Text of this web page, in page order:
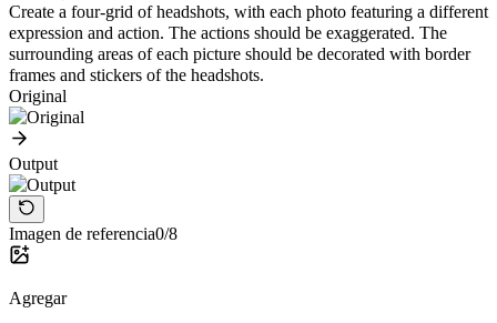
Create a four-grid of headshots, with each photo featuring a different
expression and action. The actions should be exaggerated. The
surrounding areas of each picture should be decorated with border
frames and stickers of the headshots.
Original
Output
Imagen de referencia0/8
Agregar